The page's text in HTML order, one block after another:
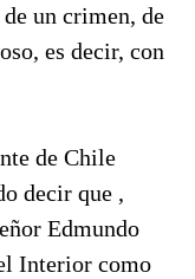
un crimen, de
es decir, con
de Chile
decir que ,
Edmundo
Interior como